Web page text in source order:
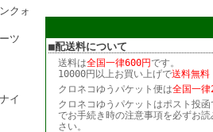
クォ
ツ
イ
■配送料について
送料は全国一律600円です。
10000円以上お買い上げで送料無料
クロネコゆうパケット便は全国一律
クロネコゆうパケットはポスト投
でお手続き時の注意事項を必ずお
さい。